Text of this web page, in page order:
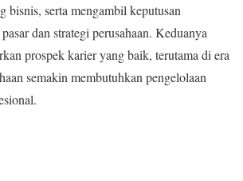
bisnis, serta mengambil keputusan
dan strategi perusahaan. Keduanya
prospek karier yang baik, terutama di era
semakin membutuhkan pengelolaan